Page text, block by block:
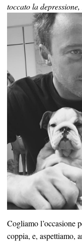
toccato la
Cogliamo l’occasione
coppia, e, aspettiamo,